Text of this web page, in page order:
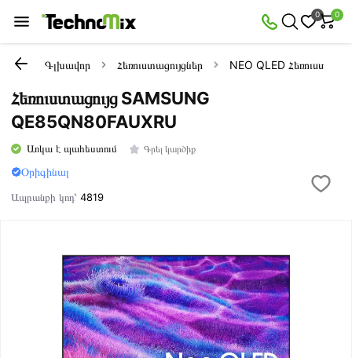
0 0
Գլխավոր Հեռուստացույցներ NEO QLED
Հեռուստացույց SAMSUNG
QE85QN80FAUXRU
Առկա է պահեստում Գրել կարծիք
Օրիգինալ
Ապրանքի կոդ՝4819